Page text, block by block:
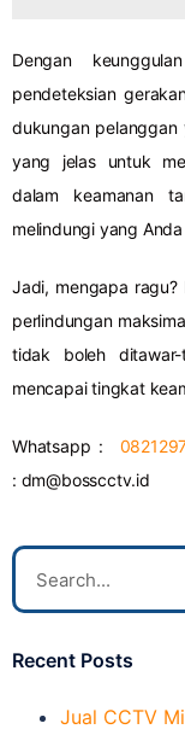
Dengan
pendeteksian
dukungan pelanggan
yang jelas untuk
dalam keamanan
melindungi yang
Jadi, mengapa ragu?
perlindungan
tidak boleh
mencapai tingkat
Whatsapp :
: dm@bosscctv.id
Recent Posts
Jual CCTV